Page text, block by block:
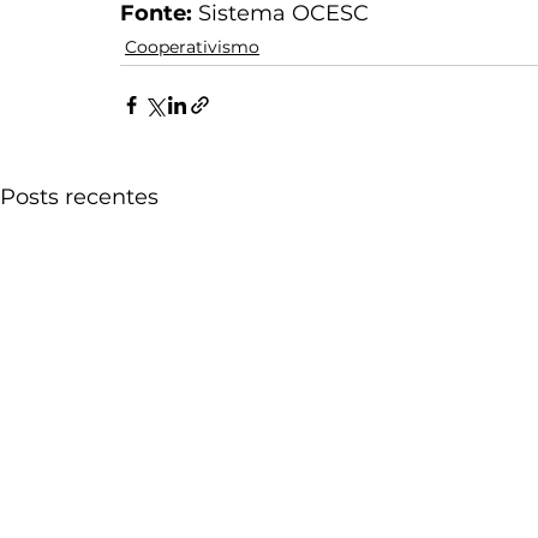
Fonte: Sistema OCESC
Cooperativismo
Posts recentes